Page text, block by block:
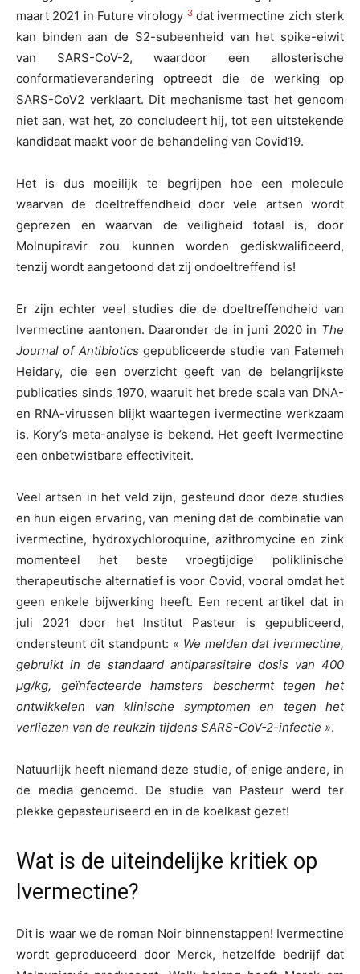
maart 2021 in Future virology 3dat ivermectine zich sterk
kan binden aan de S2-subeenheid van het spike-eiwit
van SARS-CoV-2, waardoor een allosterische
conformatieverandering optreedt die de werking op
SARS-CoV2 verklaart. Dit mechanisme tast het genoom
niet aan, wat het, zo concludeert hij, tot een uitstekende
kandidaat maakt voor de behandeling van Covid19.
Het is dus moeilijk te begrijpen hoe een molecule
waarvan de doeltreffendheid door vele artsen wordt
geprezen en waarvan de veiligheid totaal is, door
Molnupiravir zou kunnen worden gediskwalificeerd,
tenzij wordt aangetoond dat zij ondoeltreffend is!
Er zijn echter veel studies die de doeltreffendheid van
Ivermectine aantonen. Daaronder de in juni 2020 in The
Journal of Antibiotics gepubliceerde studie van Fatemeh
Heidary, die een overzicht geeft van de belangrijkste
publicaties sinds 1970, waaruit het brede scala van DNA-
en RNA-virussen blijkt waartegen ivermectine werkzaam
is. Kory’s meta-analyse is bekend. Het geeft Ivermectine
een onbetwistbare effectiviteit.
Veel artsen in het veld zijn, gesteund door deze studies
en hun eigen ervaring, van mening dat de combinatie van
ivermectine, hydroxychloroquine, azithromycine en zink
momenteel het beste vroegtijdige poliklinische
therapeutische alternatief is voor Covid, vooral omdat het
geen enkele bijwerking heeft. Een recent artikel dat in
juli 2021 door het Institut Pasteur is gepubliceerd,
ondersteunt dit standpunt: « We melden dat ivermectine,
gebruikt in de standaard antiparasitaire dosis van 400
µg/kg, geïnfecteerde hamsters beschermt tegen het
ontwikkelen van klinische symptomen en tegen het
verliezen van de reukzin tijdens SARS-CoV-2-infectie ».
Natuurlijk heeft niemand deze studie, of enige andere, in
de media genoemd. De studie van Pasteur werd ter
plekke gepasteuriseerd en in de koelkast gezet!
Wat is de uiteindelijke kritiek op
Ivermectine?
Dit is waar we de roman Noir binnenstappen! Ivermectine
wordt geproduceerd door Merck, hetzelfde bedrijf dat